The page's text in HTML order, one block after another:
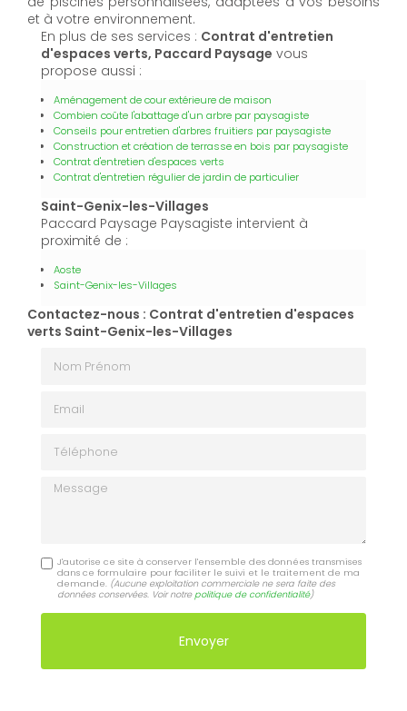
et à votre environnement.
En plus de ses services : Contrat d'entretien
d'espaces verts, Paccard Paysage vous
propose aussi :
Aménagement de cour extérieure de maison
Combien coûte l'abattage d'un arbre par paysagiste
Conseils pour entretien d'arbres fruitiers par paysagiste
Construction et création de terrasse en bois par paysagiste
Contrat d'entretien d'espaces verts
Contrat d'entretien régulier de jardin de particulier
Saint-Genix-les-Villages
Paccard Paysage Paysagiste intervient à
proximité de :
Aoste
Saint-Genix-les-Villages
Contactez-nous : Contrat d'entretien d'espaces
verts Saint-Genix-les-Villages
Message
J'autorise ce site à conserver l'ensemble des données transmises
dans ce formulaire pour faciliter le suivi et le traitement de ma
demande. (Aucune exploitation commerciale ne sera faite des
données conservées. Voir notrepolitique de confidentialité)